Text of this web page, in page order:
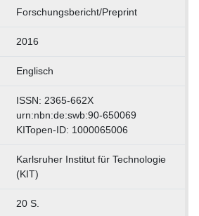
Forschungsbericht/Preprint
2016
Englisch
ISSN: 2365-662X
urn:nbn:de:swb:90-650069
KITopen-ID: 1000065006
Karlsruher Institut für Technologie
(KIT)
20 S.